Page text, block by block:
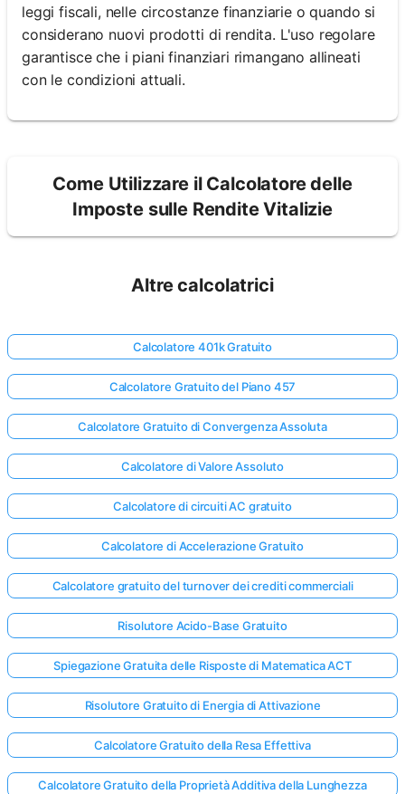
leggi fiscali, nelle circostanze finanziarie o quando si
considerano nuovi prodotti di rendita. L'uso regolare
garantisce che i piani finanziari rimangano allineati
con le condizioni attuali.
Come Utilizzare il Calcolatore delle
Imposte sulle Rendite Vitalizie
Altre calcolatrici
Calcolatore 401k Gratuito
Calcolatore Gratuito del Piano 457
Calcolatore Gratuito di Convergenza Assoluta
Calcolatore di Valore Assoluto
Calcolatore di circuiti AC gratuito
Calcolatore di Accelerazione Gratuito
Calcolatore gratuito del turnover dei crediti commerciali
Risolutore Acido-Base Gratuito
Spiegazione Gratuita delle Risposte di Matematica ACT
Risolutore Gratuito di Energia di Attivazione
Calcolatore Gratuito della Resa Effettiva
Calcolatore Gratuito della Proprietà Additiva della Lunghezza